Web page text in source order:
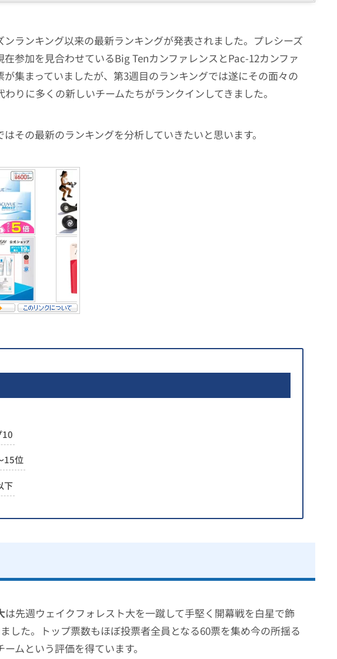
ンランキング以来の最新ランキングが発表されました。プレシーズ
在参加を見合わせているBig TenカンファレンスとPac-12カンファ
が集まっていましたが、第3週目のランキングでは遂にその面々の
りに多くの新しいチームたちがランクインしてきました。
その最新のランキングを分析していきたいと思います。
10
15位
下
は先週ウェイクフォレスト大を一蹴して手堅く開幕戦を白星で飾
した。トップ票数もほぼ投票者全員となる60票を集め今の所揺る
ムという評価を得ています。